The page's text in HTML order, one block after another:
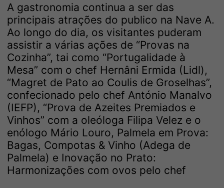
A gastronomia continua a ser das
principais atrações do publico na Nave A.
Ao longo do dia, os visitantes puderam
assistir a várias ações de “Provas na
Cozinha”, tai como “Portugalidade à
Mesa” com o chef Hernâni Ermida (Lidl),
“Magret de Pato ao Coulis de Groselhas”,
confecionado pelo chef António Manalvo
(IEFP), “Prova de Azeites Premiados e
Vinhos” com a oleóloga Filipa Velez e o
enólogo Mário Louro, Palmela em Prova:
Bagas, Compotas & Vinho (Adega de
Palmela) e Inovação no Prato:
Harmonizações com ovos pelo chef